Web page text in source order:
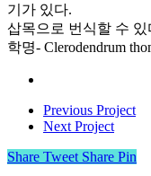
기가 있다.
삽목으로 번식할 수 있
학명- Clerodendrum
Previous Project
Next Project
Share Tweet Share Pin